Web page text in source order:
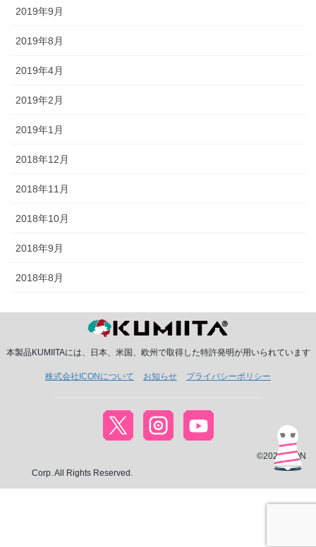
2019年9月
2019年8月
2019年4月
2019年2月
2019年1月
2018年12月
2018年11月
2018年10月
2018年9月
2018年8月
本製品KUMIITAには、日本、米国、欧州で取得した特許発明が用いられています
株式会社ICONについて お知らせ プライバシーポリシー